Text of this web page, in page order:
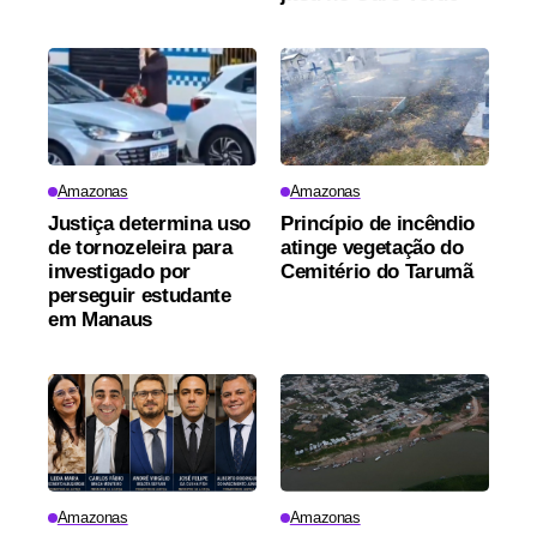
Amazonas
Justiça determina uso
de tornozeleira para
investigado por
perseguir estudante
em Manaus
Amazonas
Princípio de incêndio
atinge vegetação do
Cemitério do Tarumã
Amazonas Amazonas